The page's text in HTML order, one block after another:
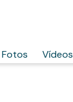
Fotos Vídeos